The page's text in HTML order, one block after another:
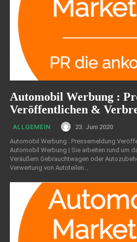
Automobil Werbung :
Veröffentlichen &
ALLGEMEIN
23. Juni 2020
Automobil Werbung : Pressemeldung
Automobil Werbung | Sie arbeiten rund um
Veräußern Gebrauchtwagen oder
Verwertung von Autoteilen...